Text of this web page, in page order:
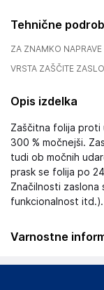
Tehnične
ZA ZNAMKO NAPRAVE
VRSTA ZAŠČITE
Opis izdelka
Zaščitna folija proti
300 % močnejši.
tudi ob močnih
prask se folija po
Značilnosti zaslona
funkcionalnost itd.).
Varnostne
Podatki o